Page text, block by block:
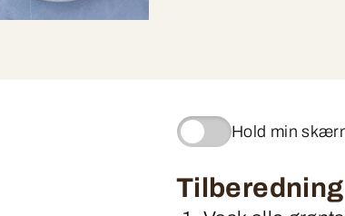
Hold min
Tilberedning